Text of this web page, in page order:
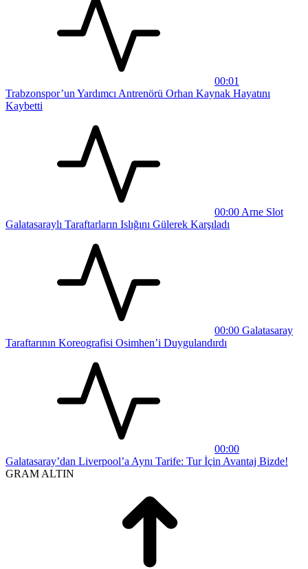
00:01
Trabzonspor’un Yardımcı Antrenörü Orhan Kaynak Hayatını
Kaybetti
00:00 Arne Slot
Galatasaraylı Taraftarların Islığını Gülerek Karşıladı
00:00 Galatasaray
Taraftarının Koreografisi Osimhen’i Duygulandırdı
00:00
Galatasaray’dan Liverpool’a Aynı Tarife: Tur İçin Avantaj Bizde!
GRAM ALTIN